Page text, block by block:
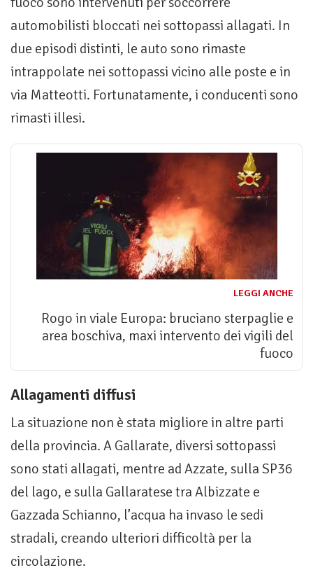
automobilisti bloccati nei sottopassi allagati. In
due episodi distinti, le auto sono rimaste
intrappolate nei sottopassi vicino alle poste e in
via Matteotti. Fortunatamente, i conducenti sono
rimasti illesi.
LEGGI ANCHE
Rogo in viale Europa: bruciano sterpaglie e
area boschiva, maxi intervento dei vigili del
fuoco
Allagamenti diffusi
La situazione non è stata migliore in altre parti
della provincia. A Gallarate, diversi sottopassi
sono stati allagati, mentre ad Azzate, sulla SP36
del lago, e sulla Gallaratese tra Albizzate e
Gazzada Schianno, l’acqua ha invaso le sedi
stradali, creando ulteriori difficoltà per la
circolazione.